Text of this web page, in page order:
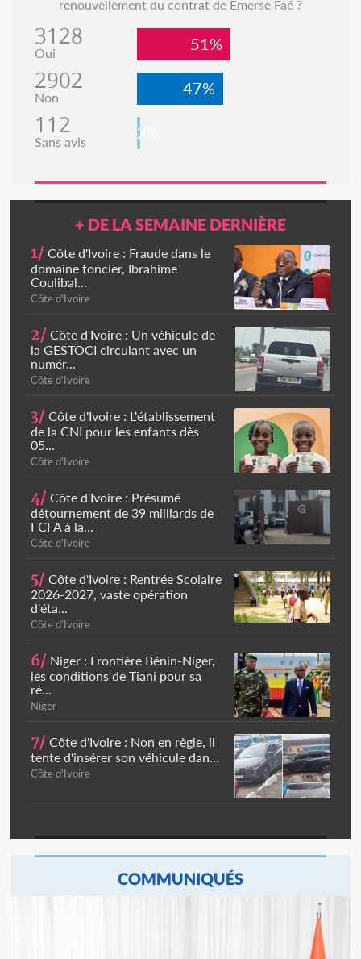
renouvellement du contrat de Emerse Faé ?
3128
Oui 51%
2902
Non 47%
112
Sans avis 2%
+ DE LA SEMAINE DERNIÈRE
1/ Côte d'Ivoire : Fraude dans le
domaine foncier, Ibrahime
Coulibal...
Côte d'Ivoire
2/ Côte d'Ivoire : Un véhicule de
la GESTOCI circulant avec un
numér...
Côte d'Ivoire
3/ Côte d'Ivoire : L'établissement
de la CNI pour les enfants dès
05...
Côte d'Ivoire
4/ Côte d'Ivoire : Présumé
détournement de 39 milliards de
FCFA à la...
Côte d'Ivoire
5/ Côte d'Ivoire : Rentrée Scolaire
2026-2027, vaste opération
d'éta...
Côte d'Ivoire
6/ Niger : Frontière Bénin-Niger,
les conditions de Tiani pour sa
ré...
Niger
7/ Côte d'Ivoire : Non en règle, il
tente d'insérer son véhicule dan...
Côte d'Ivoire
COMMUNIQUÉS